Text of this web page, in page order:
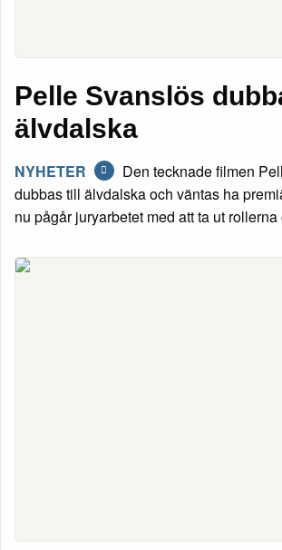
Pelle Svanslös
älvdalska
NYHETER
Den tecknade filmen
dubbas till älvdalska och väntas ha
nu pågår juryarbetet med att ta ut